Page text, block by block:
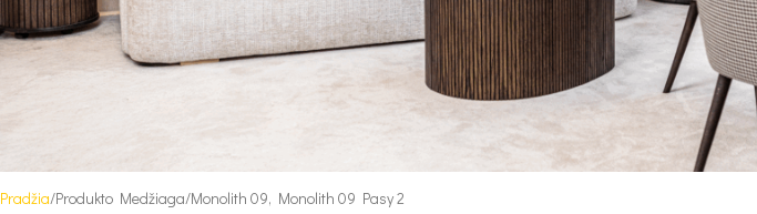
Pradžia Produkto Medžiaga Monolith 09, Monolith 09 Pasy 2